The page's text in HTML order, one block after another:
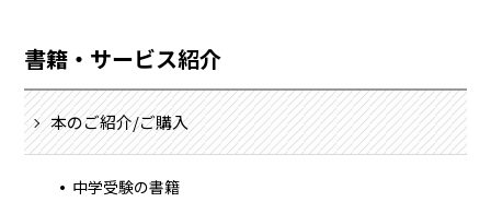
書籍・サービス紹介
本のご紹介/ご購入
中学受験の書籍